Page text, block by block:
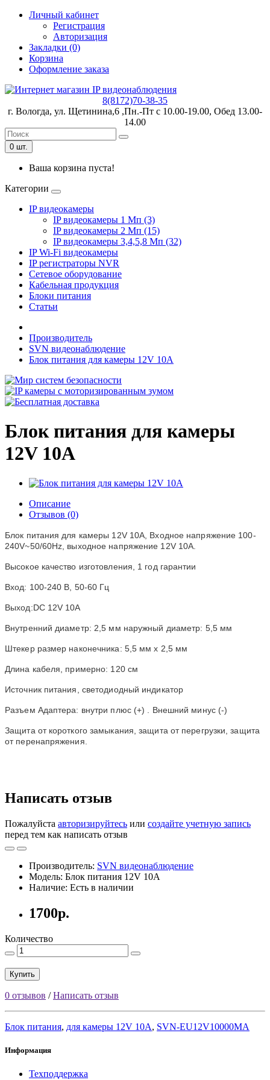
Личный кабинет
Регистрация
Авторизация
Закладки (0)
Корзина
Оформление заказа
8(8172)70-38-35
г. Вологда, ул. Щетинина,6 ,Пн.-Пт с 10.00-19.00, Обед 13.00-
14.00
0 шт.
Ваша корзина пуста!
Категории
IP видеокамеры
IP видеокамеры 1 Мп (3)
IP видеокамеры 2 Мп (15)
IP видеокамеры 3,4,5,8 Мп (32)
IP Wi-Fi видеокамеры
IP регистраторы NVR
Сетевое оборудование
Кабельная продукция
Блоки питания
Статьи
Производитель
SVN видеонаблюдение
Блок питания для камеры 12V 10A
Блок питания для камеры
12V 10A
Описание
Отзывов (0)
Блок питания для камеры 12V 10A, Входное напряжение 100-
240V~50/60Hz, выходное напряжение 12V 10A.
Высокое качество изготовления, 1 год гарантии
Вход: 100-240 В, 50-60 Гц
Выход:DC 12V 10A
Внутренний диаметр: 2,5 мм наружный диаметр: 5,5 мм
Штекер размер наконечника: 5,5 мм x 2,5 мм
Длина кабеля, примерно: 120 см
Источник питания, светодиодный индикатор
Разъем Адаптера: внутри плюс (+) . Внешний минус (-)
Защита от короткого замыкания, защита от перегрузки, защита
от перенапряжения.
Написать отзыв
Пожалуйста авторизируйтесь или создайте учетную запись
перед тем как написать отзыв
Производитель: SVN видеонаблюдение
Модель: Блок питания 12V 10A
Наличие: Есть в наличии
1700р.
Количество
Купить
0 отзывов /Написать отзыв
Блок питания, для камеры 12V 10A, SVN-EU12V10000MA
Информация
Техподдержка